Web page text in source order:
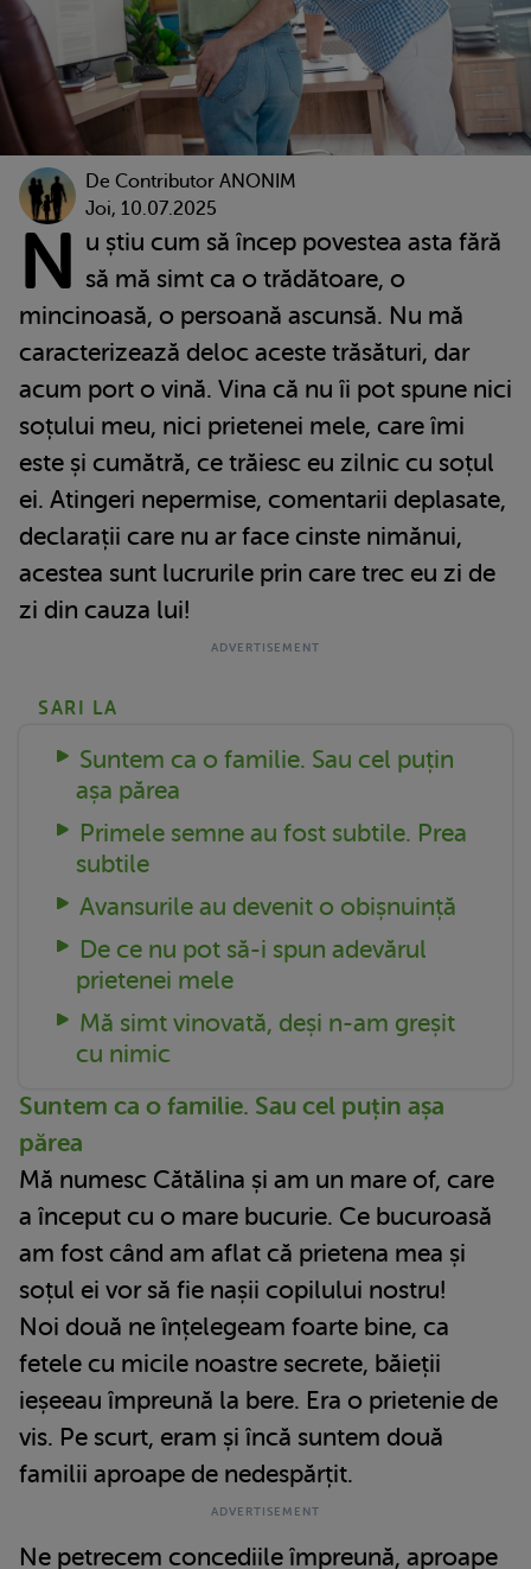
De Contributor ANONIM
Joi, 10.07.2025
N u știu cum să încep povestea asta fără
să mă simt ca o trădătoare, o
mincinoasă, o persoană ascunsă. Nu mă
caracterizează deloc aceste trăsături, dar
acum port o vină. Vina că nu îi pot spune nici
soțului meu, nici prietenei mele, care îmi
este și cumătră, ce trăiesc eu zilnic cu soțul
ei. Atingeri nepermise, comentarii deplasate,
declarații care nu ar face cinste nimănui,
acestea sunt lucrurile prin care trec eu zi de
zi din cauza lui!
SARI LA
Suntem ca o familie. Sau cel puțin
așa părea
Primele semne au fost subtile. Prea
subtile
Avansurile au devenit o obișnuință
De ce nu pot să-i spun adevărul
prietenei mele
Mă simt vinovată, deși n-am greșit
cu nimic
Suntem ca o familie. Sau cel puțin așa
părea
Mă numesc Cătălina și am un mare of, care
a început cu o mare bucurie. Ce bucuroasă
am fost când am aflat că prietena mea și
soțul ei vor să fie nașii copilului nostru!
Noi două ne înțelegeam foarte bine, ca
fetele cu micile noastre secrete, băieții
ieșeeau împreună la bere. Era o prietenie de
vis. Pe scurt, eram și încă suntem două
familii aproape de nedespărțit.
Ne petrecem concediile împreună, aproape